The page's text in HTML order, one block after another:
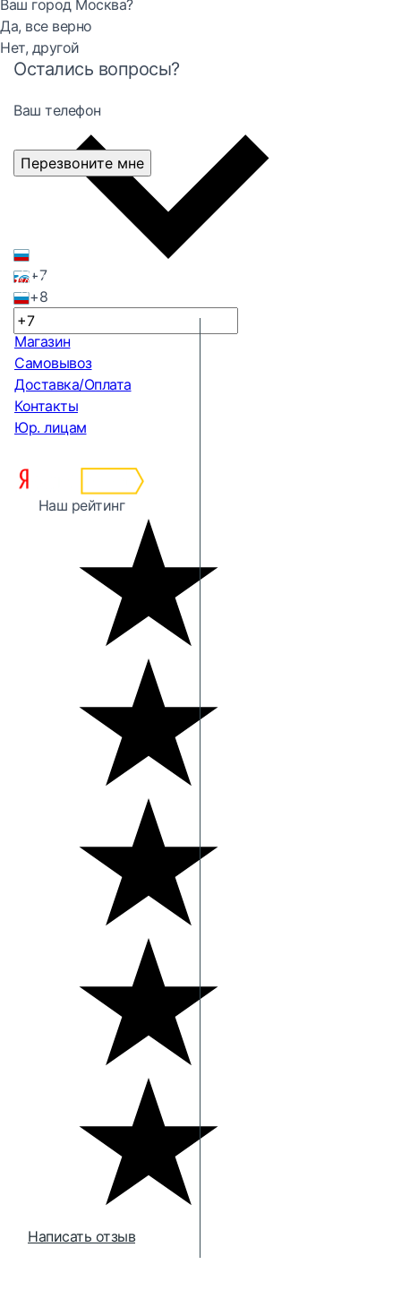
Ваш город Москва?
Да, все верно
Нет, другой
Остались вопросы?
Ваш телефон
+7
+8
Перезвоните мне
Магазин
Самовывоз
Доставка/Оплата
Контакты
Юр. лицам
Наш рейтинг
Написать отзыв